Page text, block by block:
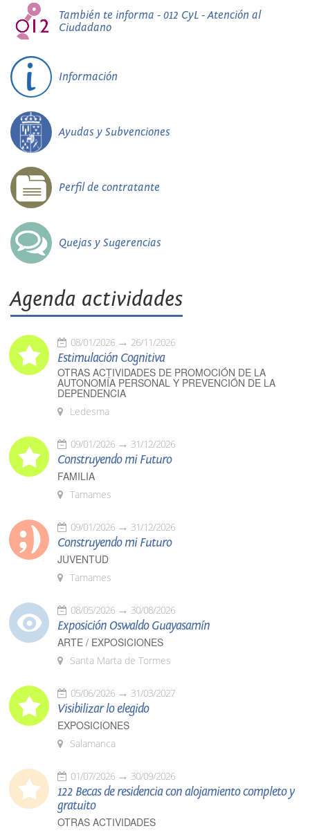
También te informa - 012 CyL - Atención al
Ciudadano
Información
Ayudas y Subvenciones
Perfil de contratante
Quejas y Sugerencias
Agenda actividades
08/01/2026 26/11/2026
Estimulación Cognitiva
OTRAS ACTIVIDADES DE PROMOCIÓN DE LA
AUTONOMÍA PERSONAL Y PREVENCIÓN DE LA
DEPENDENCIA
Ledesma
09/01/2026 31/12/2026
Construyendo mi Futuro
FAMILIA
Tamames
09/01/2026 31/12/2026
Construyendo mi Futuro
JUVENTUD
Tamames
08/05/2026 30/08/2026
Exposición Oswaldo Guayasamín
ARTE / EXPOSICIONES
Santa Marta de Tormes
05/06/2026 31/03/2027
Visibilizar lo elegido
EXPOSICIONES
Salamanca
01/07/2026 30/09/2026
122 Becas de residencia con alojamiento completo y
gratuito
OTRAS ACTIVIDADES